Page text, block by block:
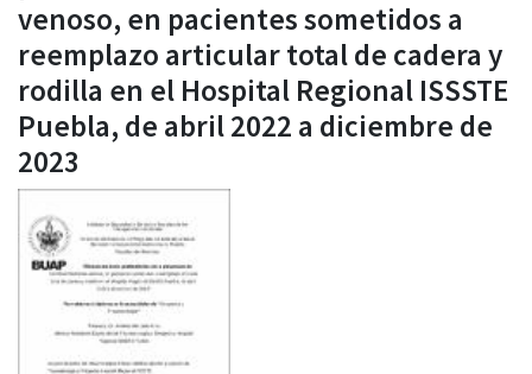
venoso, en pacientes sometidos a
reemplazo articular total de cadera y
rodilla en el Hospital Regional ISSSTE
Puebla, de abril 2022 a diciembre de
2023